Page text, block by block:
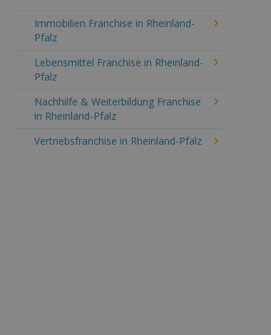
Immobilien Franchise in Rheinland-
Pfalz
Lebensmittel Franchise in Rheinland-
Pfalz
Nachhilfe & Weiterbildung Franchise
in Rheinland-Pfalz
Vertriebsfranchise in Rheinland-Pfalz